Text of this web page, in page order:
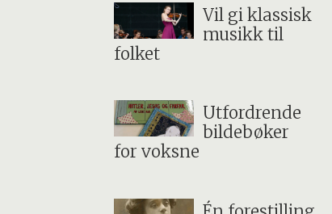
Vil gi klassisk
musikk til
folket
Utfordrende
bildebøker
for voksne